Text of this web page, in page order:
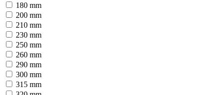
180 mm
200 mm
210 mm
230 mm
250 mm
260 mm
290 mm
300 mm
315 mm